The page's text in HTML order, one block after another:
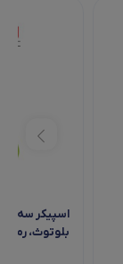
بلوتوث، رم،